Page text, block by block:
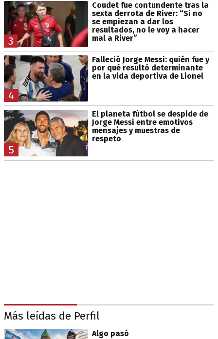
3
Coudet fue contundente tras la
sexta derrota de River: “Si no
se empiezan a dar los
resultados, no le voy a hacer
mal a River”
4
Falleció Jorge Messi: quién fue y
por qué resultó determinante
en la vida deportiva de Lionel
5
El planeta fútbol se despide de
Jorge Messi entre emotivos
mensajes y muestras de
respeto
Más leídas de Perfil
Algo pasó